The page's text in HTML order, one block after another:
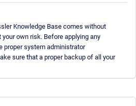
Knowledge Base comes without
own risk. Before applying any
proper system administrator
sure that a proper backup of all your